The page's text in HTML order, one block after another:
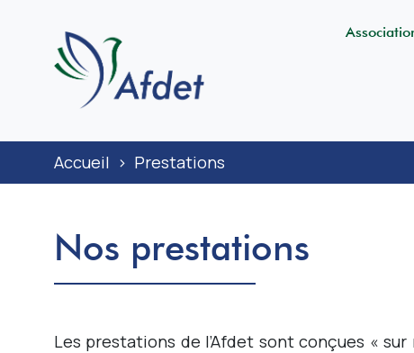
Accueil > Prestations
Nos prestations
Les prestations de l’Afdet sont conçues «